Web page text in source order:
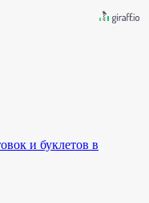
и буклетов в